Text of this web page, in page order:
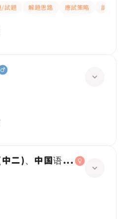
/試題 解題思路 應試策略
課程設計
二)、中国语文(中二)、英